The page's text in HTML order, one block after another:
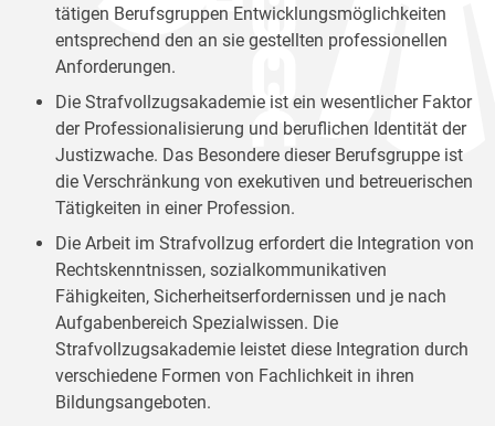
tätigen Berufsgruppen Entwicklungsmöglichkeiten
entsprechend den an sie gestellten professionellen
Anforderungen.
Die Strafvollzugsakademie ist ein wesentlicher Faktor
der Professionalisierung und beruflichen Identität der
Justizwache. Das Besondere dieser Berufsgruppe ist
die Verschränkung von exekutiven und betreuerischen
Tätigkeiten in einer Profession.
Die Arbeit im Strafvollzug erfordert die Integration von
Rechtskenntnissen, sozialkommunikativen
Fähigkeiten, Sicherheitserfordernissen und je nach
Aufgabenbereich Spezialwissen. Die
Strafvollzugsakademie leistet diese Integration durch
verschiedene Formen von Fachlichkeit in ihren
Bildungsangeboten.